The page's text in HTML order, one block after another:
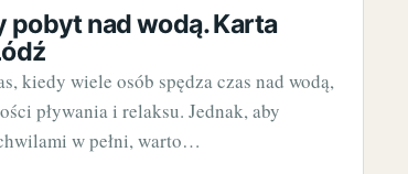
pobyt nad wodą. Karta
kiedy wiele osób spędza czas nad wodą,
pływania i relaksu. Jednak, aby
w pełni, warto…